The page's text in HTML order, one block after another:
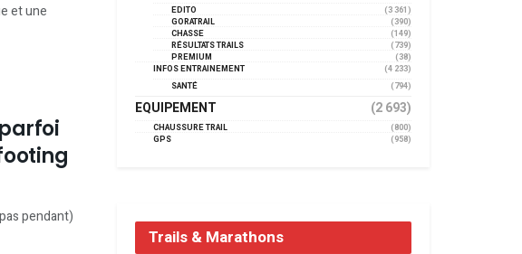
et une
pendant)
EDITO
(3 361)
GORATRAIL
(390)
CHASSE
(149)
RÉSULTATS TRAILS
(739)
PREMIUM
(38)
INFOS ENTRAINEMENT
(4 233)
SANTÉ
(794)
EQUIPEMENT (2 693)
CHAUSSURE TRAIL
(800)
GPS
(958)
Trails & Marathons